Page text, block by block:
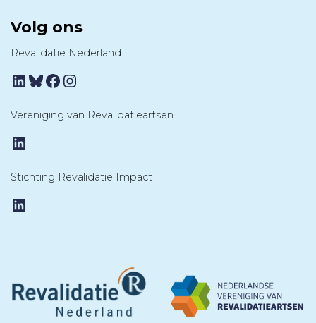
Volg ons
Revalidatie Nederland
LinkedIn
Bluesky
Facebook
Instagram
Vereniging van Revalidatieartsen
LinkedIn
Stichting Revalidatie Impact
LinkedIn